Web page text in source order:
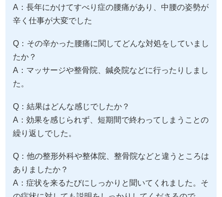
A：長年にかけてすべり症の腰痛があり、中腰の姿勢が
辛く仕事が大変でした
Q：その辛かった腰痛に関してどんな対処をしていまし
たか？
A：マッサージや整骨院、鍼灸院などに行ったりしまし
た。
Q：結果はどんな感じでしたか？
A：効果を感じられず、短期間で終わってしまうことの
繰り返しでした。
Q：他の整形外科や整体院、整骨院などと違うところは
ありましたか？
A：症状を来るたびにしっかりと聞いてくれました。そ